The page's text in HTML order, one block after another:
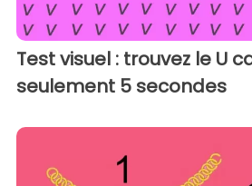
Test visuel : trouvez le U
seulement 5 secondes